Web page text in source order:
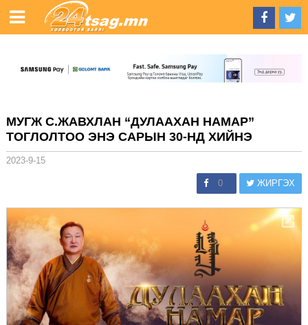
МУГЖ С.ЖАВХЛАН “ДУЛААХАН НАМАР”
ТОГЛОЛТОО ЭНЭ САРЫН 30-НД ХИЙНЭ
2023-9-15
0 ЖИРГЭХ